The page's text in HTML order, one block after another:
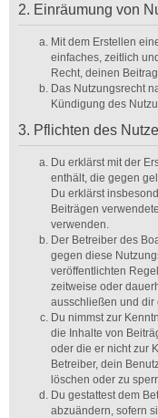
2. Einräumung von
Mit dem Erstellen
einfaches, zeitlich
Recht, deinen
Das Nutzungsrecht
Kündigung des
3. Pflichten des
Du erklärst mit der
enthält, die gegen
Du erklärst
Beiträgen
verwenden.
Der Betreiber des
gegen diese
veröffentlichten
zeitweise oder
ausschließen und dir
Du nimmst zur
die Inhalte von
oder die er nicht zur
Betreiber, dein
löschen oder zu
Du gestattest dem
abzuändern, sofern